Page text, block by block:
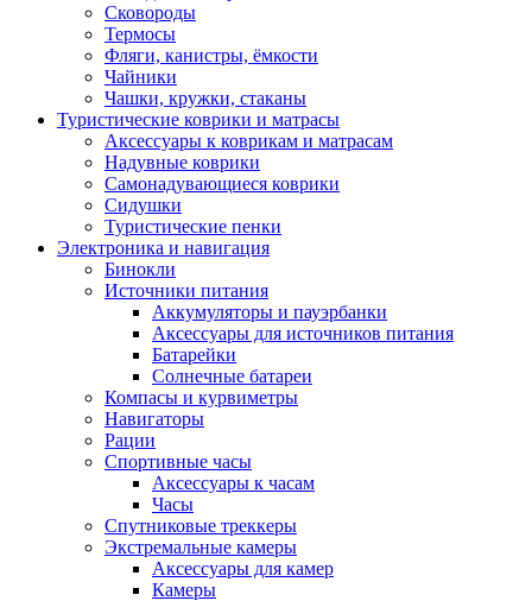
Сковороды
Термосы
Фляги, канистры, ёмкости
Чайники
Чашки, кружки, стаканы
Туристические коврики и матрасы
Аксессуары к коврикам и матрасам
Надувные коврики
Самонадувающиеся коврики
Сидушки
Туристические пенки
Электроника и навигация
Бинокли
Источники питания
Аккумуляторы и пауэрбанки
Аксессуары для источников питания
Батарейки
Солнечные батареи
Компасы и курвиметры
Навигаторы
Рации
Спортивные часы
Аксессуары к часам
Часы
Спутниковые треккеры
Экстремальные камеры
Аксессуары для камер
Камеры